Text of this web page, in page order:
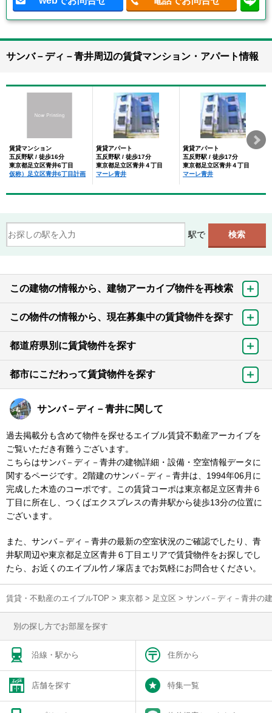
サンバ－ディ－青井周辺の賃貸マンション・アパート情報
賃貸マンション
五反野駅 / 徒歩16分
東京都足立区青井6丁目
仮称）足立区青井6丁目計画
賃貸アパート
五反野駅 / 徒歩17分
東京都足立区青井４丁目
マーレ青井
賃貸アパート
五反野駅 / 徒歩17分
東京都足立区青井４丁目
マーレ青井
駅で
この建物の情報から、建物アーカイブ物件を再検索
この物件の情報から、現在募集中の賃貸物件を探す
都道府県別に賃貸物件を探す
都市にこだわって賃貸物件を探す
サンバ－ディ－青井に関して
過去掲載分も含めて物件を探せるエイブル賃貸不動産アーカイブを
ご覧いただき有難うございます。
こちらはサンバ－ディ－青井の建物詳細・設備・空室情報データに
関するページです。2階建のサンバ－ディ－青井は、1994年06月に
完成した木造のコーポです。この賃貸コーポは東京都足立区青井６
丁目に所在し、つくばエクスプレスの青井駅から徒歩13分の位置に
ございます。
また、サンバ－ディ－青井の最新の空室状況のご確認でしたり、青
井駅周辺や東京都足立区青井６丁目エリアで賃貸物件をお探しでし
たら、お近くのエイブル竹ノ塚店までお気軽にお問合せください。
賃貸・不動産のエイブルTOP > 東京都 > 足立区 > サンバ－ディ－青井の
別の探し方でお部屋を探す
沿線・駅から 住所から
店舗を探す 特集一覧